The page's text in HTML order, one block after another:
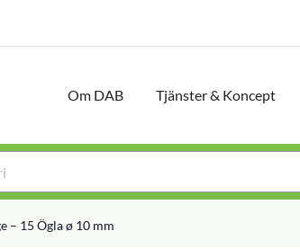
Om DAB Tjänster & Koncept
– 15 Ögla ø 10 mm